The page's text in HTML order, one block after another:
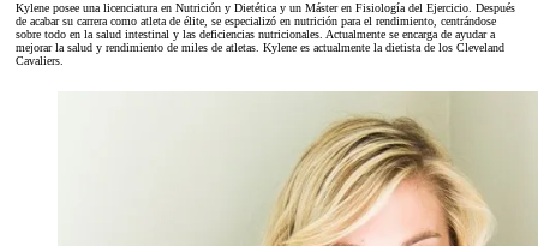
Kylene posee una licenciatura en Nutrición y Dietética y un Máster en Fisiología del Ejercicio. Después
de acabar su carrera como atleta de élite, se especializó en nutrición para el rendimiento, centrándose
sobre todo en la salud intestinal y las deficiencias nutricionales. Actualmente se encarga de ayudar a
mejorar la salud y rendimiento de miles de atletas. Kylene es actualmente la dietista de los Cleveland
Cavaliers.